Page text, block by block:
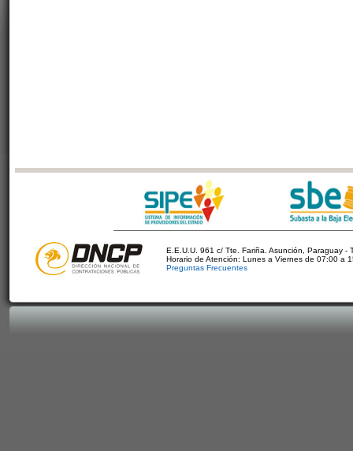
E.E.U.U. 961 c/ Tte. Fariña. Asunción, Paraguay -
Horario de Atención: Lunes a Viernes de 07:00 a
Preguntas Frecuentes